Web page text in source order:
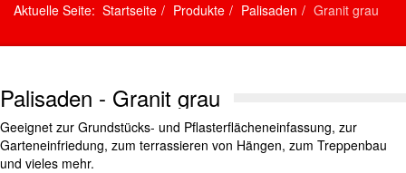
Aktuelle Seite: Startseite Produkte Palisaden Granit grau
Palisaden - Granit grau
Geeignet zur Grundstücks- und Pflasterflächeneinfassung, zur
Garteneinfriedung, zum terrassieren von Hängen, zum Treppenbau
und vieles mehr.